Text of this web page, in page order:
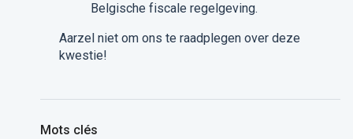
Belgische fiscale regelgeving.
Aarzel niet om ons te raadplegen over deze
kwestie!
Mots clés